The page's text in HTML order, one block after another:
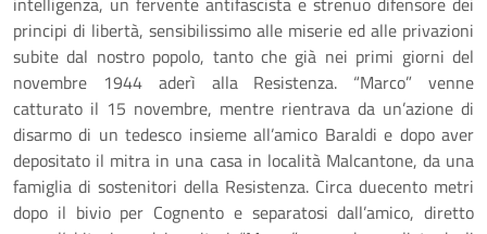
principi di libertà, sensibilissimo alle miserie ed alle privazioni
subite dal nostro popolo, tanto che già nei primi giorni del
novembre 1944 aderì alla Resistenza. “Marco” venne
catturato il 15 novembre, mentre rientrava da un’azione di
disarmo di un tedesco insieme all’amico Baraldi e dopo aver
depositato il mitra in una casa in località Malcantone, da una
famiglia di sostenitori della Resistenza. Circa duecento metri
dopo il bivio per Cognento e separatosi dall’amico, diretto